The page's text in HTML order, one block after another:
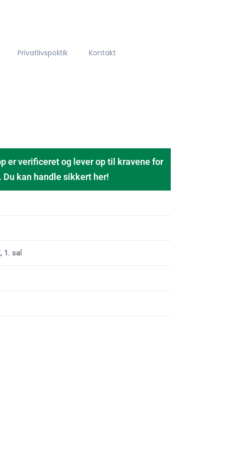
Privatlivspolitik Kontakt
er verificeret og lever op til kravene for
kan handle sikkert her!
1. sal